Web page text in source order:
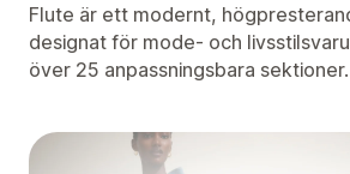
Flute är ett modernt,
designat för mode- och
över 25 anpassningsbara sektioner.